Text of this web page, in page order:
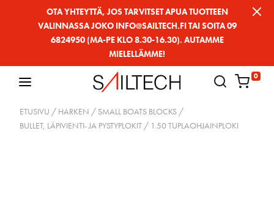
OTA YHTEYTTÄ, JOS TARVITSET APUA TUOTTEEN
VALINNASSA JOKO INFO@SAILTECH.FI TAI SOITA 09
6824950 (MA-PE KLO 8.30-16.30). AUTAMME
MIELELLÄMME!
0
ETUSIVU / HARKEN / SMALL BOATS BLOCKS /
BULLET, LÄPIVIENTI- JA PYSTYPLOKIT / 1.50 TUPLAOHJAINPLOKI